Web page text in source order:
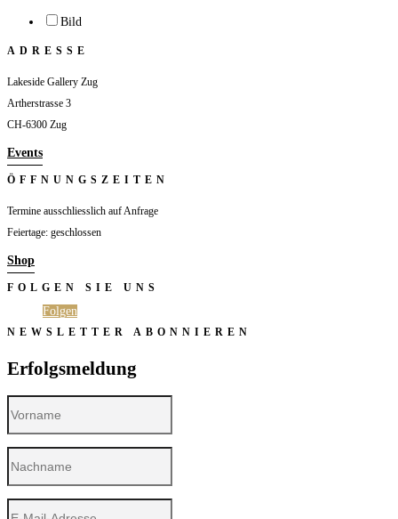
Bild
ADRESSE
Lakeside Gallery Zug
Artherstrasse 3
CH-6300 Zug
Events
ÖFFNUNGSZEITEN
Termine ausschliesslich auf Anfrage
Feiertage: geschlossen
Shop
FOLGEN SIE UNS
Folgen
NEWSLETTER ABONNIEREN
Erfolgsmeldung